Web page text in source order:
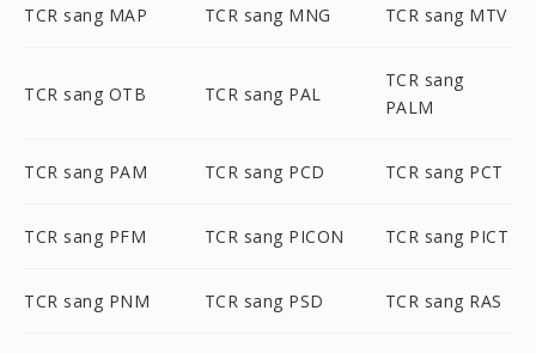
TCR sang MAP TCR sang MNG TCR sang MTV
TCR sang OTB TCR sang PAL
TCR sang
PALM
TCR sang PAM TCR sang PCD TCR sang PCT
TCR sang PFM TCR sang PICON TCR sang PICT
TCR sang PNM TCR sang PSD TCR sang RAS